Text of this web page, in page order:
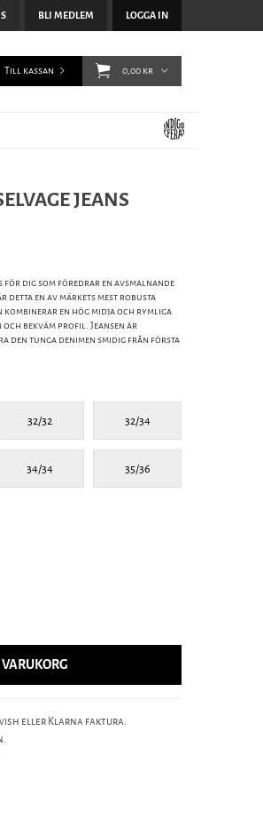
BLI MEDLEM LOGGA IN
Till kassan 0,00 kr
JEANS
för dig som föredrar en avsmalnande
detta en av märkets mest robusta
en hög midja och rymliga
bekväm profil. Jeansen är
den tunga denimen smidig från första
32/32 32/34
34/34 35/36
eller Klarna faktura.